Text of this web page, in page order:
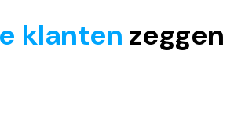
klanten zeggen